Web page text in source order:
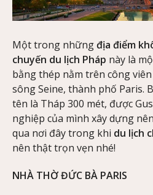
Một trong nhữngđịa điểm
chuyến du lịch Pháp này là
bằng thép nằm trên công
sông Seine, thành phố Paris.
tên là Tháp 300 mét, được
nghiệp của mình xây dựng
qua nơi đây trong khi du lịch
nên thật trọn vẹn nhé!
NHÀ THỜ ĐỨC BÀ PARIS